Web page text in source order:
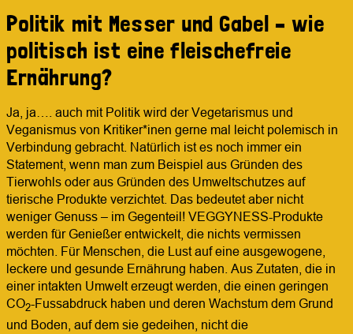
Politik mit Messer und Gabel – wie
politisch ist eine fleischefreie
Ernährung?
Ja, ja…. auch mit Politik wird der Vegetarismus und
Veganismus von Kritiker*inen gerne mal leicht polemisch in
Verbindung gebracht. Natürlich ist es noch immer ein
Statement, wenn man zum Beispiel aus Gründen des
Tierwohls oder aus Gründen des Umweltschutzes auf
tierische Produkte verzichtet. Das bedeutet aber nicht
weniger Genuss – im Gegenteil! VEGGYNESS-Produkte
werden für Genießer entwickelt, die nichts vermissen
möchten. Für Menschen, die Lust auf eine ausgewogene,
leckere und gesunde Ernährung haben. Aus Zutaten, die in
einer intakten Umwelt erzeugt werden, die einen geringen
CO2-Fussabdruck haben und deren Wachstum dem Grund
und Boden, auf dem sie gedeihen, nicht die